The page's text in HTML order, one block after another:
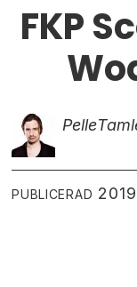
FKP
Pelle
PUBLICERAD